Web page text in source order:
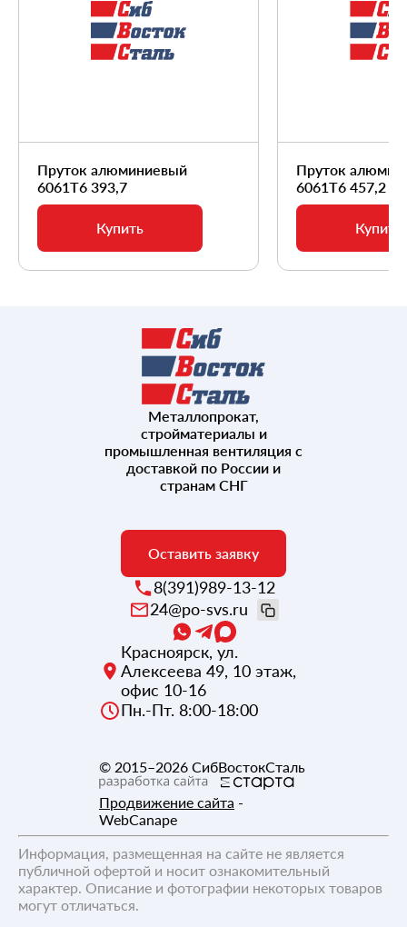
Пруток алюминиевый
6061Т6 393,7
Купить
Пруток
6061Т6 457,2
Купить
Металлопрокат,
стройматериалы и
промышленная вентиляция с
доставкой по России и
странам СНГ
Оставить заявку
8(391)989-13-12
24@po-svs.ru
Красноярск, ул.
Алексеева 49, 10 этаж,
офис 10-16
Пн.-Пт. 8:00-18:00
© 2015–2026 СибВостокСталь
Продвижение сайта -
WebCanape
Информация, размещенная на сайте не является
публичной офертой и носит ознакомительный
характер. Описание и фотографии некоторых товаров
могут отличаться.